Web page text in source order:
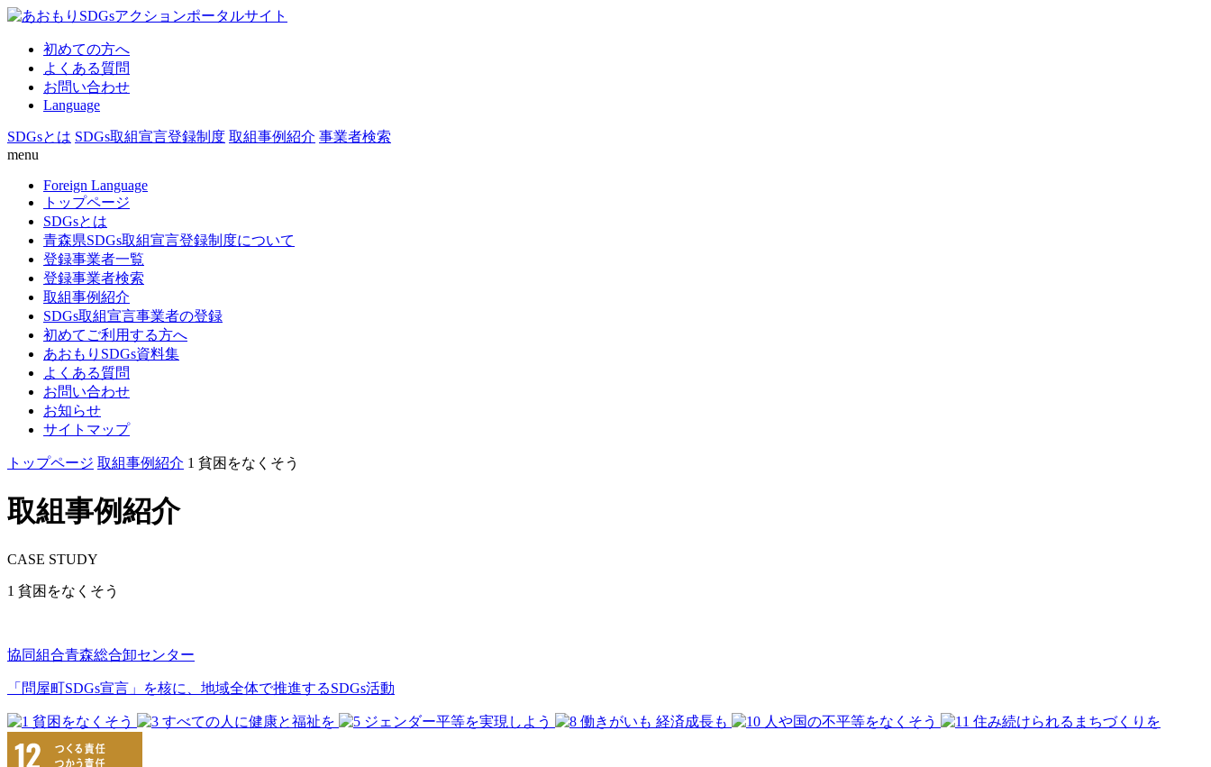
初めての方へ
よくある質問
お問い合わせ
Language
SDGsとは SDGs取組宣言登録制度 取組事例紹介 事業者検索
menu
Foreign Language
トップページ
SDGsとは
青森県SDGs取組宣言登録制度について
登録事業者一覧
登録事業者検索
取組事例紹介
SDGs取組宣言事業者の登録
初めてご利用する方へ
あおもりSDGs資料集
よくある質問
お問い合わせ
お知らせ
サイトマップ
トップページ 取組事例紹介 1 貧困をなくそう
取組事例紹介
CASE STUDY
1 貧困をなくそう
協同組合青森総合卸センター
「問屋町SDGs宣言」を核に、地域全体で推進するSDGs活動